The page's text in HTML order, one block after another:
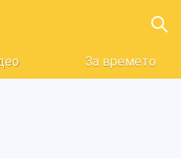
За времето